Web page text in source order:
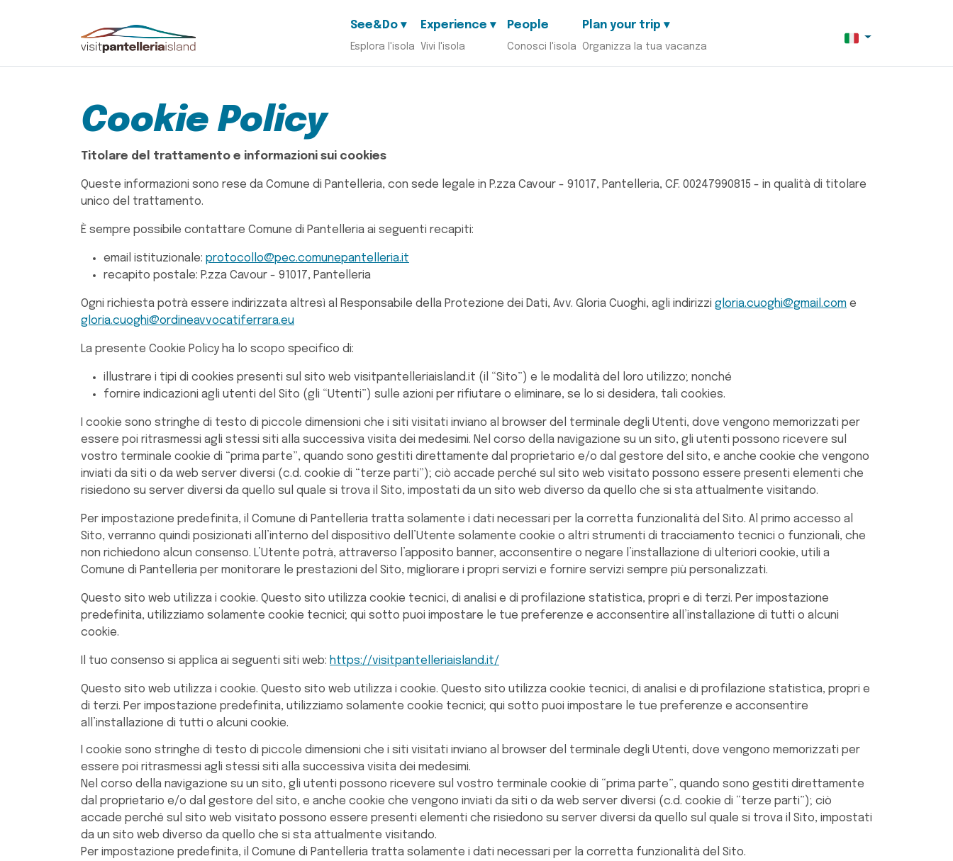
See&Do ▾
Esplora l'isola
Experience ▾
Vivi l'isola
People
Conosci l'isola
Plan your trip ▾
Organizza la tua vacanza
Cookie Policy
Titolare del trattamento e informazioni sui cookies
Queste informazioni sono rese da Comune di Pantelleria, con sede legale in P.zza Cavour - 91017, Pantelleria, C.F. 00247990815 - in qualità di titolare
unico del trattamento.
È sempre possibile contattare Comune di Pantelleria ai seguenti recapiti:
email istituzionale: protocollo@pec.comunepantelleria.it
recapito postale: P.zza Cavour - 91017, Pantelleria
Ogni richiesta potrà essere indirizzata altresì al Responsabile della Protezione dei Dati, Avv. Gloria Cuoghi, agli indirizzi gloria.cuoghi@gmail.com e
gloria.cuoghi@ordineavvocatiferrara.eu
La presente Cookie Policy ha lo scopo specifico di:
illustrare i tipi di cookies presenti sul sito web visitpantelleriaisland.it (il “Sito”) e le modalità del loro utilizzo; nonché
fornire indicazioni agli utenti del Sito (gli “Utenti”) sulle azioni per rifiutare o eliminare, se lo si desidera, tali cookies.
I cookie sono stringhe di testo di piccole dimensioni che i siti visitati inviano al browser del terminale degli Utenti, dove vengono memorizzati per
essere poi ritrasmessi agli stessi siti alla successiva visita dei medesimi. Nel corso della navigazione su un sito, gli utenti possono ricevere sul
vostro terminale cookie di “prima parte”, quando sono gestiti direttamente dal proprietario e/o dal gestore del sito, e anche cookie che vengono
inviati da siti o da web server diversi (c.d. cookie di “terze parti”); ciò accade perché sul sito web visitato possono essere presenti elementi che
risiedono su server diversi da quello sul quale si trova il Sito, impostati da un sito web diverso da quello che si sta attualmente visitando.
Per impostazione predefinita, il Comune di Pantelleria tratta solamente i dati necessari per la corretta funzionalità del Sito. Al primo accesso al
Sito, verranno quindi posizionati all’interno del dispositivo dell’Utente solamente cookie o altri strumenti di tracciamento tecnici o funzionali, che
non richiedono alcun consenso. L’Utente potrà, attraverso l’apposito banner, acconsentire o negare l’installazione di ulteriori cookie, utili a
Comune di Pantelleria per monitorare le prestazioni del Sito, migliorare i propri servizi e fornire servizi sempre più personalizzati.
Questo sito web utilizza i cookie. Questo sito utilizza cookie tecnici, di analisi e di profilazione statistica, propri e di terzi. Per impostazione
predefinita, utilizziamo solamente cookie tecnici; qui sotto puoi impostare le tue preferenze e acconsentire all’installazione di tutti o alcuni
cookie.
Il tuo consenso si applica ai seguenti siti web: https://visitpantelleriaisland.it/
Questo sito web utilizza i cookie. Questo sito web utilizza i cookie. Questo sito utilizza cookie tecnici, di analisi e di profilazione statistica, propri e
di terzi. Per impostazione predefinita, utilizziamo solamente cookie tecnici; qui sotto puoi impostare le tue preferenze e acconsentire
all’installazione di tutti o alcuni cookie.
I cookie sono stringhe di testo di piccole dimensioni che i siti visitati inviano al browser del terminale degli Utenti, dove vengono memorizzati per
essere poi ritrasmessi agli stessi siti alla successiva visita dei medesimi.
Nel corso della navigazione su un sito, gli utenti possono ricevere sul vostro terminale cookie di “prima parte”, quando sono gestiti direttamente
dal proprietario e/o dal gestore del sito, e anche cookie che vengono inviati da siti o da web server diversi (c.d. cookie di “terze parti”); ciò
accade perché sul sito web visitato possono essere presenti elementi che risiedono su server diversi da quello sul quale si trova il Sito, impostati
da un sito web diverso da quello che si sta attualmente visitando.
Per impostazione predefinita, il Comune di Pantelleria tratta solamente i dati necessari per la corretta funzionalità del Sito.